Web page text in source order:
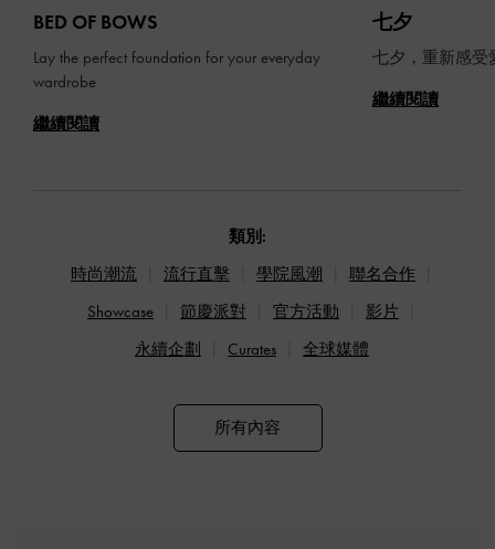
BED OF BOWS
Lay the perfect foundation for your everyday
wardrobe
繼續閱讀
七夕
七夕，重新感受
繼續閱讀
類別:
時尚潮流
流行直擊 學院風潮
聯名合作
Showcase
節慶派對 官方活動
影片
永續企劃
Curates 全球媒體
所有內容